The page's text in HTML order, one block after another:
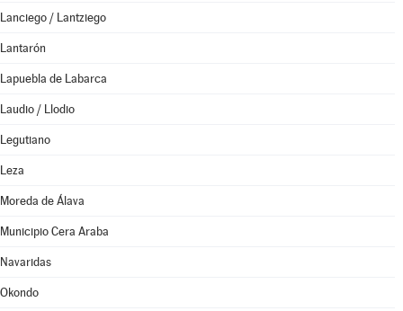
Lanciego / Lantziego
Lantarón
Lapuebla de Labarca
Laudio / Llodio
Legutiano
Leza
Moreda de Álava
Municipio Cera Araba
Navaridas
Okondo